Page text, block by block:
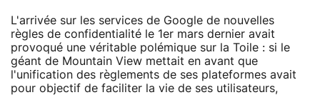
L'arrivée sur les services de Google de nouvelles
règles de confidentialité le 1er mars dernier avait
provoqué une véritable polémique sur la Toile : si le
géant de Mountain View mettait en avant que
l'unification des règlements de ses plateformes avait
pour objectif de faciliter la vie de ses utilisateurs,